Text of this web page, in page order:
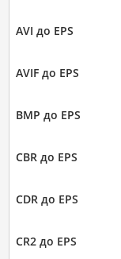
AVI до EPS
AVIF до EPS
BMP до EPS
CBR до EPS
CDR до EPS
CR2 до EPS